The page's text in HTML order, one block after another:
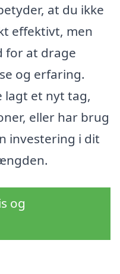
at du ikke
effektivt, men
for at drage
og erfaring.
lagt et nyt tag,
eller har brug
investering i dit
og